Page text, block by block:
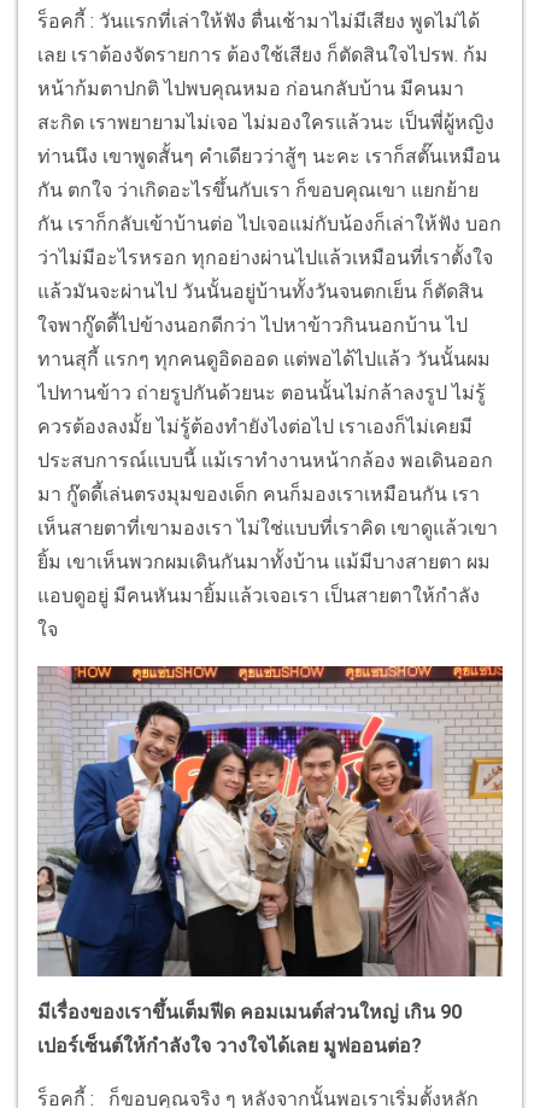
ร็อคกี้ : วันแรกที่เล่าให้ฟัง ตื่นเช้ามาไม่มีเสียง พูดไม่ได้
เลย เราต้องจัดรายการ ต้องใช้เสียง ก็ตัดสินใจไปรพ. ก้ม
หน้าก้มตาปกติ ไปพบคุณหมอ ก่อนกลับบ้าน มีคนมา
สะกิด เราพยายามไม่เจอ ไม่มองใครแล้วนะ เป็นพี่ผู้หญิง
ท่านนึง เขาพูดสั้นๆ คำเดียวว่าสู้ๆ นะคะ เราก็สตั๊นเหมือน
กัน ตกใจ ว่าเกิดอะไรขึ้นกับเรา ก็ขอบคุณเขา แยกย้าย
กัน เราก็กลับเข้าบ้านต่อ ไปเจอแม่กับน้องก็เล่าให้ฟัง บอก
ว่าไม่มีอะไรหรอก ทุกอย่างผ่านไปแล้วเหมือนที่เราตั้งใจ
แล้วมันจะผ่านไป วันนั้นอยู่บ้านทั้งวันจนตกเย็น ก็ตัดสิน
ใจพากู๊ดดี้ไปข้างนอกดีกว่า ไปหาข้าวกินนอกบ้าน ไป
ทานสุกี้ แรกๆ ทุกคนดูอิดออด แต่พอได้ไปแล้ว วันนั้นผม
ไปทานข้าว ถ่ายรูปกันด้วยนะ ตอนนั้นไม่กล้าลงรูป ไม่รู้
ควรต้องลงมั้ย ไม่รู้ต้องทำยังไงต่อไป เราเองก็ไม่เคยมี
ประสบการณ์แบบนี้ แม้เราทำงานหน้ากล้อง พอเดินออก
มา กู๊ดดี้เล่นตรงมุมของเด็ก คนก็มองเราเหมือนกัน เรา
เห็นสายตาที่เขามองเรา ไม่ใช่แบบที่เราคิด เขาดูแล้วเขา
ยิ้ม เขาเห็นพวกผมเดินกันมาทั้งบ้าน แม้มีบางสายตา ผม
แอบดูอยู่ มีคนหันมายิ้มแล้วเจอเรา เป็นสายตาให้กำลัง
ใจ
มีเรื่องของเราขึ้นเต็มฟีด คอมเมนต์ส่วนใหญ่ เกิน 90
เปอร์เซ็นต์ให้กำลังใจ วางใจได้เลย มูฟออนต่อ?
ร็อคกี้ : ก็ขอบคุณจริง ๆ หลังจากนั้นพอเราเริ่มตั้งหลัก